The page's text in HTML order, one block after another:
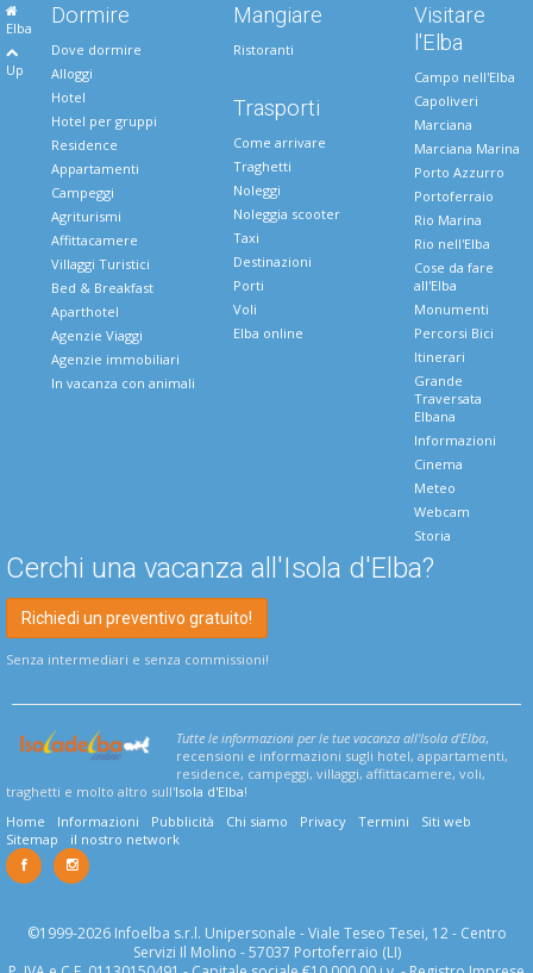
Elba
Up
Dormire
Dove dormire
Alloggi
Hotel
Hotel per gruppi
Residence
Appartamenti
Campeggi
Agriturismi
Affittacamere
Villaggi Turistici
Bed & Breakfast
Aparthotel
Agenzie Viaggi
Agenzie immobiliari
In vacanza con animali
Mangiare
Ristoranti
Trasporti
Come arrivare
Traghetti
Noleggi
Noleggia scooter
Taxi
Destinazioni
Porti
Voli
Elba online
Visitare
l'Elba
Campo nell'Elba
Capoliveri
Marciana
Marciana Marina
Porto Azzurro
Portoferraio
Rio Marina
Rio nell'Elba
Cose da fare
all'Elba
Monumenti
Percorsi Bici
Itinerari
Grande
Traversata
Elbana
Informazioni
Cinema
Meteo
Webcam
Storia
Cerchi una vacanza all'Isola d'Elba?
Richiedi un preventivo gratuito!
Senza intermediari e senza commissioni!
Tutte le informazioni per le tue vacanza all'Isola d'Elba,
recensioni e informazioni sugli hotel, appartamenti,
residence, campeggi, villaggi, affittacamere, voli,
traghetti e molto altro sull'Isola d'Elba!
Home
Informazioni Pubblicità Chi siamo Privacy Termini
Siti web
Sitemap
il nostro network
©1999-2026 Infoelba s.r.l. Unipersonale - Viale Teseo Tesei, 12 - Centro
Servizi Il Molino - 57037 Portoferraio (LI)